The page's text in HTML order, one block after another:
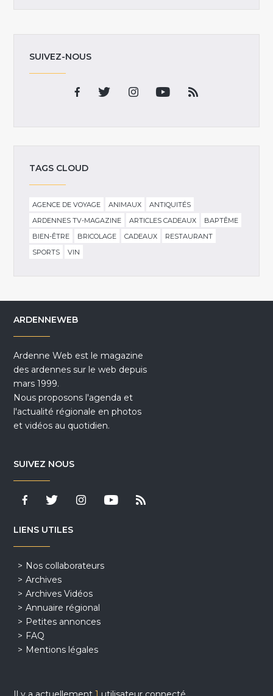
SUIVEZ-NOUS
TAGS CLOUD
AGENCE DE VOYAGE ANIMAUX
ANTIQUITÉS
ARDENNES TV-MAGAZINE
ARTICLES CADEAUX
BAPTÊME
BIEN-ÊTRE
BRICOLAGE CADEAUX
RESTAURANT
SPORTS
VIN
ARDENNEWEB
Ardenne Web est le magazine
des ardennes sur le web depuis
mars 1999.
Nous proposons l'agenda et
l'actualité régionale en photos
et vidéos au quotidien.
SUIVEZ NOUS
LIENS UTILES
Nos collaborateurs
Archives
Archives Vidéos
Annuaire régional
Petites annonces
FAQ
Mentions légales